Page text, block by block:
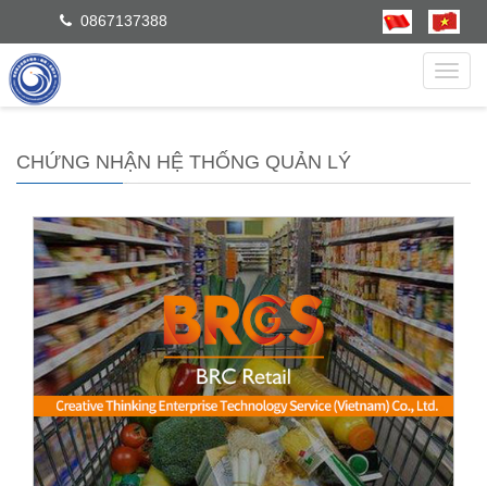
0867137388
dẫn
CHỨNG NHẬN HỆ THỐNG QUẢN LÝ